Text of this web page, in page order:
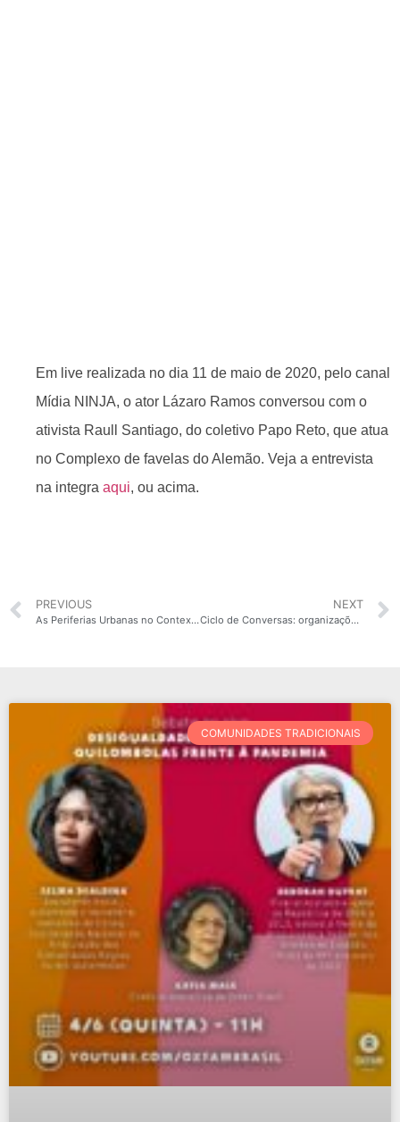
Em live realizada no dia 11 de maio de 2020, pelo canal
Mídia NINJA, o ator Lázaro Ramos conversou com o
ativista Raull Santiago, do coletivo Papo Reto, que atua
no Complexo de favelas do Alemão. Veja a entrevista
na integra aqui, ou acima.
PREVIOUS
As Periferias Urbanas no Contexto de Enfrentamento à Covid-19
NEXT
Ciclo de Conversas: organizações da sociedade civil no contexto da pandemia
COMUNIDADES TRADICIONAIS